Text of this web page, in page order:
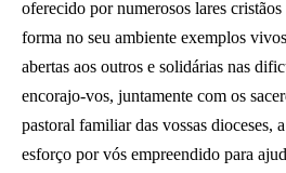
oferecido por numerosos lares
forma no seu ambiente exemplos
abertas aos outros e solidárias nas
encorajo-vos, juntamente com os
pastoral familiar das vossas dioceses,
esforço por vós empreendido para